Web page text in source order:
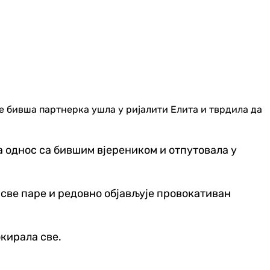
партнерка ушла у ријалити Елита и тврдила да
са бившим вјереником и отпутовала у
паре и редовно објављује провокативан
све.